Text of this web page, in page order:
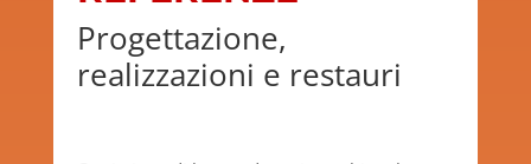
Progettazione,
realizzazioni e restauri